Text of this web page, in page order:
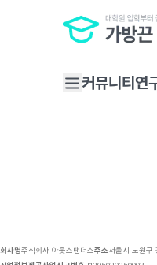
커뮤니티 연
회사명주식회사 아웃스탠더스주소서울시 노원구